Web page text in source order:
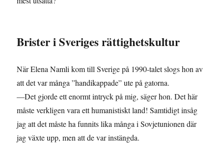
Brister i Sveriges rättighetskultur
När Elena Namli kom till Sverige på 1990-talet slogs hon av
att det var många ”handikappade” ute på gatorna.
—Det gjorde ett enormt intryck på mig, säger hon. Det här
måste verkligen vara ett humanistiskt land! Samtidigt insåg
jag att det måste ha funnits lika många i Sovjetunionen där
jag växte upp, men att de var instängda.